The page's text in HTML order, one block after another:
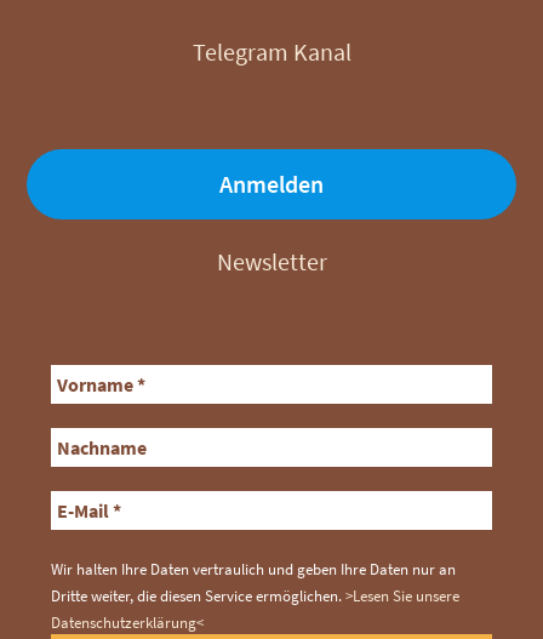
Telegram Kanal
Anmelden
Newsletter
Wir halten Ihre Daten vertraulich und geben Ihre Daten nur an
Dritte weiter, die diesen Service ermöglichen.>Lesen Sie unsere
Datenschutzerklärung<